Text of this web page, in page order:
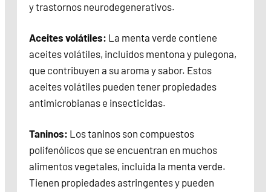
y trastornos neurodegenerativos.
Aceites volátiles: La menta verde contiene
aceites volátiles, incluidos mentona y pulegona,
que contribuyen a su aroma y sabor. Estos
aceites volátiles pueden tener propiedades
antimicrobianas e insecticidas.
Taninos: Los taninos son compuestos
polifenólicos que se encuentran en muchos
alimentos vegetales, incluida la menta verde.
Tienen propiedades astringentes y pueden